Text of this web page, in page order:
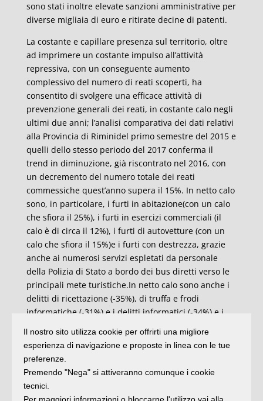
sono stati inoltre elevate sanzioni amministrative per
diverse migliaia di euro e ritirate decine di patenti.
La costante e capillare presenza sul territorio, oltre
ad imprimere un costante impulso all’attività
repressiva, con un conseguente aumento
complessivo del numero di reati scoperti, ha
consentito di svolgere una efficace attività di
prevenzione generali dei reati, in costante calo negli
ultimi due anni; l’analisi comparativa dei dati relativi
alla Provincia di Riminidel primo semestre del 2015 e
quelli dello stesso periodo del 2017 conferma il
trend in diminuzione, già riscontrato nel 2016, con
un decremento del numero totale dei reati
commessiche quest’anno supera il 15%. In netto calo
sono, in particolare, i furti in abitazione(con un calo
che sfiora il 25%), i furti in esercizi commerciali (il
calo è di circa il 12%), i furti di autovetture (con un
calo che sfiora il 15%)e i furti con destrezza, grazie
anche ai numerosi servizi espletati da personale
della Polizia di Stato a bordo dei bus diretti verso le
principali mete turistiche.In netto calo sono anche i
delitti di ricettazione (-35%), di truffa e frodi
informatiche (-31%) e i delitti informatici (-34%).e i
Se il numero delle persone tratte in arresto dalla
Polizia di Stato nel medesimo periodo è pressoché
analogo, circa 150, è aumentato il numero delle
persone denunciate in stato di libertà (761), per cui è
Il nostro sito utilizza cookie per offrirti una migliore
esperienza di navigazione e proposte in linea con le tue
preferenze.
Premendo "Nega" si attiveranno comunque i cookie
tecnici.